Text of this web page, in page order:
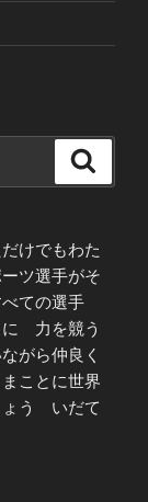
けでもわた
ツ選手がそ
ての選手
に 力を競う
がら仲良く
ことに世界
ょう いだて